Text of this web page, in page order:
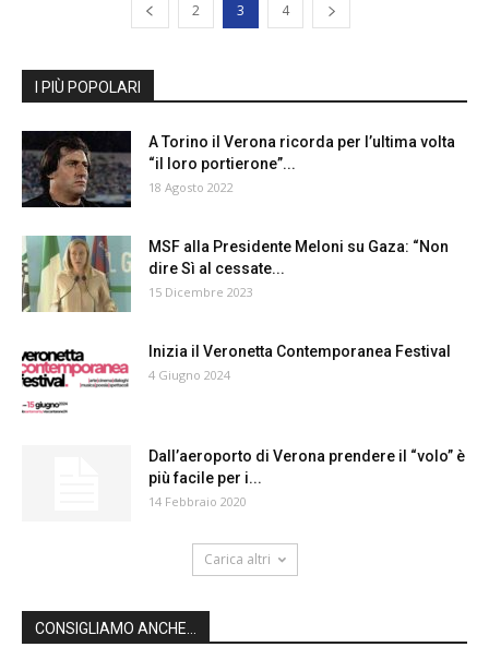
2 3 4
I PIÙ POPOLARI
A Torino il Verona ricorda per l’ultima volta
“il loro portierone”...
18 Agosto 2022
MSF alla Presidente Meloni su Gaza: “Non
dire Sì al cessate...
15 Dicembre 2023
Inizia il Veronetta Contemporanea Festival
4 Giugno 2024
Dall’aeroporto di Verona prendere il “volo” è
più facile per i...
14 Febbraio 2020
Carica altri
CONSIGLIAMO ANCHE...